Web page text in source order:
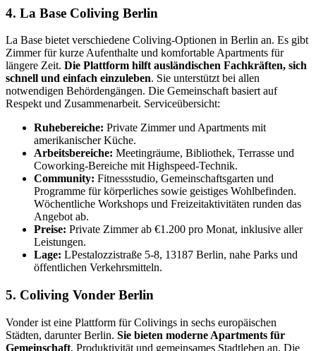
4. La Base Coliving Berlin
La Base bietet verschiedene Coliving-Optionen in Berlin an. Es gibt
Zimmer für kurze Aufenthalte und komfortable Apartments für
längere Zeit. Die Plattform hilft ausländischen Fachkräften, sich
schnell und einfach einzuleben. Sie unterstützt bei allen
notwendigen Behördengängen. Die Gemeinschaft basiert auf
Respekt und Zusammenarbeit. Serviceübersicht:
Ruhebereiche: Private Zimmer und Apartments mit
amerikanischer Küche.
Arbeitsbereiche: Meetingräume, Bibliothek, Terrasse und
Coworking-Bereiche mit Highspeed-Technik.
Community: Fitnessstudio, Gemeinschaftsgarten und
Programme für körperliches sowie geistiges Wohlbefinden.
Wöchentliche Workshops und Freizeitaktivitäten runden das
Angebot ab.
Preise: Private Zimmer ab €1.200 pro Monat, inklusive aller
Leistungen.
Lage: LPestalozzistraße 5-8, 13187 Berlin, nahe Parks und
öffentlichen Verkehrsmitteln.
5. Coliving Vonder Berlin
Vonder ist eine Plattform für Colivings in sechs europäischen
Städten, darunter Berlin. Sie bieten moderne Apartments für
Gemeinschaft, Produktivität und gemeinsames Stadtleben an. Die